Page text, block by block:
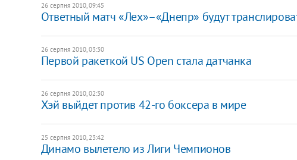
26 серпня 2010, 09:45
Ответный матч «Лех»–«Днепр» будут
26 серпня 2010, 03:30
Первой ракеткой US Open стала датчанка
26 серпня 2010, 02:30
Хэй выйдет против 42-го боксера в мире
25 серпня 2010, 23:42
Динамо вылетело из Лиги Чемпионов